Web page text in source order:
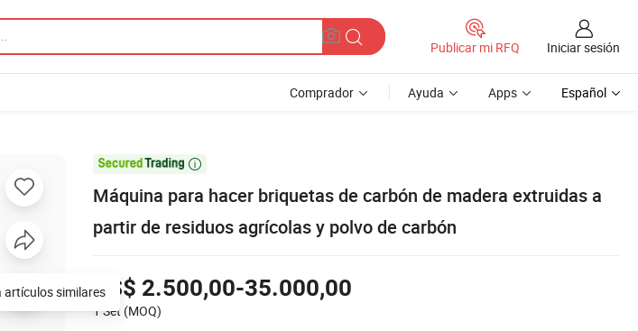
Publicar mi RFQ Iniciar sesión
Comprador Ayuda Apps Español

Máquina para hacer briquetas de carbón de madera extruidas a
partir de residuos agrícolas y polvo de carbón
US$ 2.500,00-35.000,00
1 Set (MOQ)